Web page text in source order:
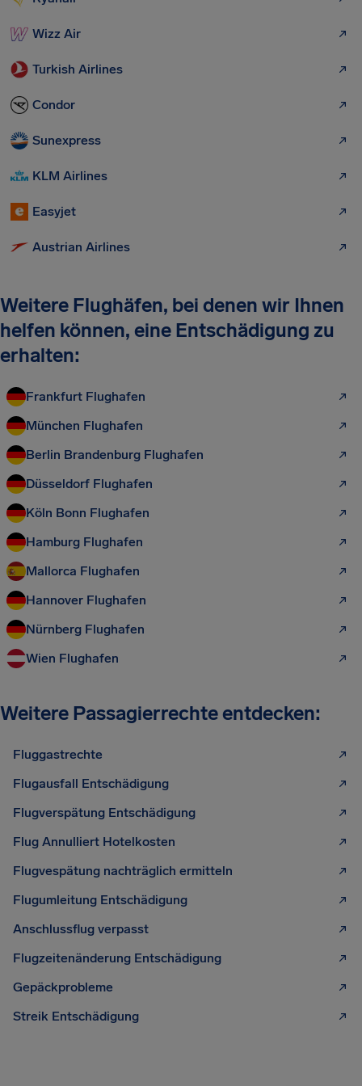
Wizz Air
Turkish Airlines
Condor
Sunexpress
KLM Airlines
Easyjet
Austrian Airlines
Weitere Flughäfen, bei denen wir Ihnen
helfen können, eine Entschädigung zu
erhalten:
Frankfurt Flughafen
München Flughafen
Berlin Brandenburg Flughafen
Düsseldorf Flughafen
Köln Bonn Flughafen
Hamburg Flughafen
Mallorca Flughafen
Hannover Flughafen
Nürnberg Flughafen
Wien Flughafen
Weitere Passagierrechte entdecken:
Fluggastrechte
Flugausfall Entschädigung
Flugverspätung Entschädigung
Flug Annulliert Hotelkosten
Flugvespätung nachträglich ermitteln
Flugumleitung Entschädigung
Anschlussflug verpasst
Flugzeitenänderung Entschädigung
Gepäckprobleme
Streik Entschädigung